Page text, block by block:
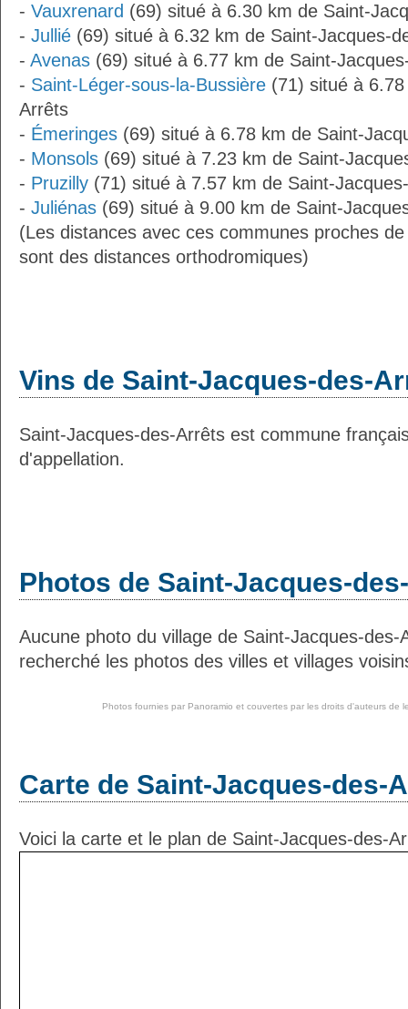
- Vauxrenard (69) situé à 6.30 km de Saint-
- Jullié (69) situé à 6.32 km de Saint-Jacques-
- Avenas (69) situé à 6.77 km de Saint-
- Saint-Léger-sous-la-Bussière (71) situé à
Arrêts
- Émeringes (69) situé à 6.78 km de Saint-
- Monsols (69) situé à 7.23 km de Saint-
- Pruzilly (71) situé à 7.57 km de Saint-
- Juliénas (69) situé à 9.00 km de Saint-
(Les distances avec ces communes proches
sont des distances orthodromiques)
Vins de Saint-Jacques-des-
Saint-Jacques-des-Arrêts est commune
d'appellation.
Photos de Saint-Jacques-
Aucune photo du village de Saint-Jacques-
recherché les photos des villes et villages
Photos fournies par Panoramio et couvertes par les droits d'auteurs de
Carte de Saint-Jacques-des-
Voici la carte et le plan de Saint-Jacques-des-